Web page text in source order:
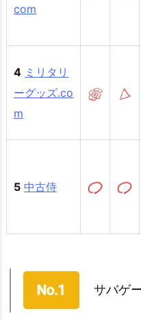
com
4 ミリタリ
ーグッズ.co
m
5 中古侍
サバゲ